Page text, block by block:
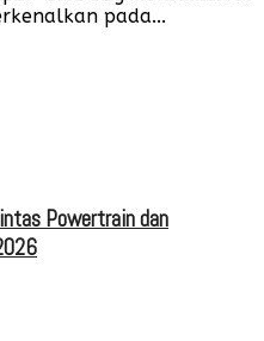
pada...
Powertrain dan